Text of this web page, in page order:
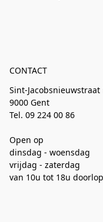
CONTACT
Sint-Jacobsnieuwstraat
9000 Gent
Tel. 09 224 00 86
Open op
dinsdag - woensdag
vrijdag - zaterdag
van 10u tot 18u